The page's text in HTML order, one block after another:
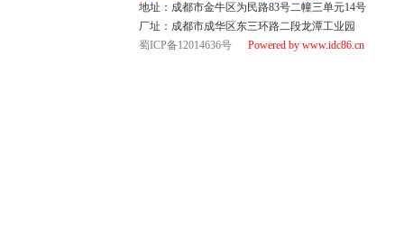
地址：成都市金牛区为民路83号二幢三单元14号
厂址：成都市成华区东三环路二段龙潭工业园
蜀ICP备12014636号
Powered by www.idc86.cn